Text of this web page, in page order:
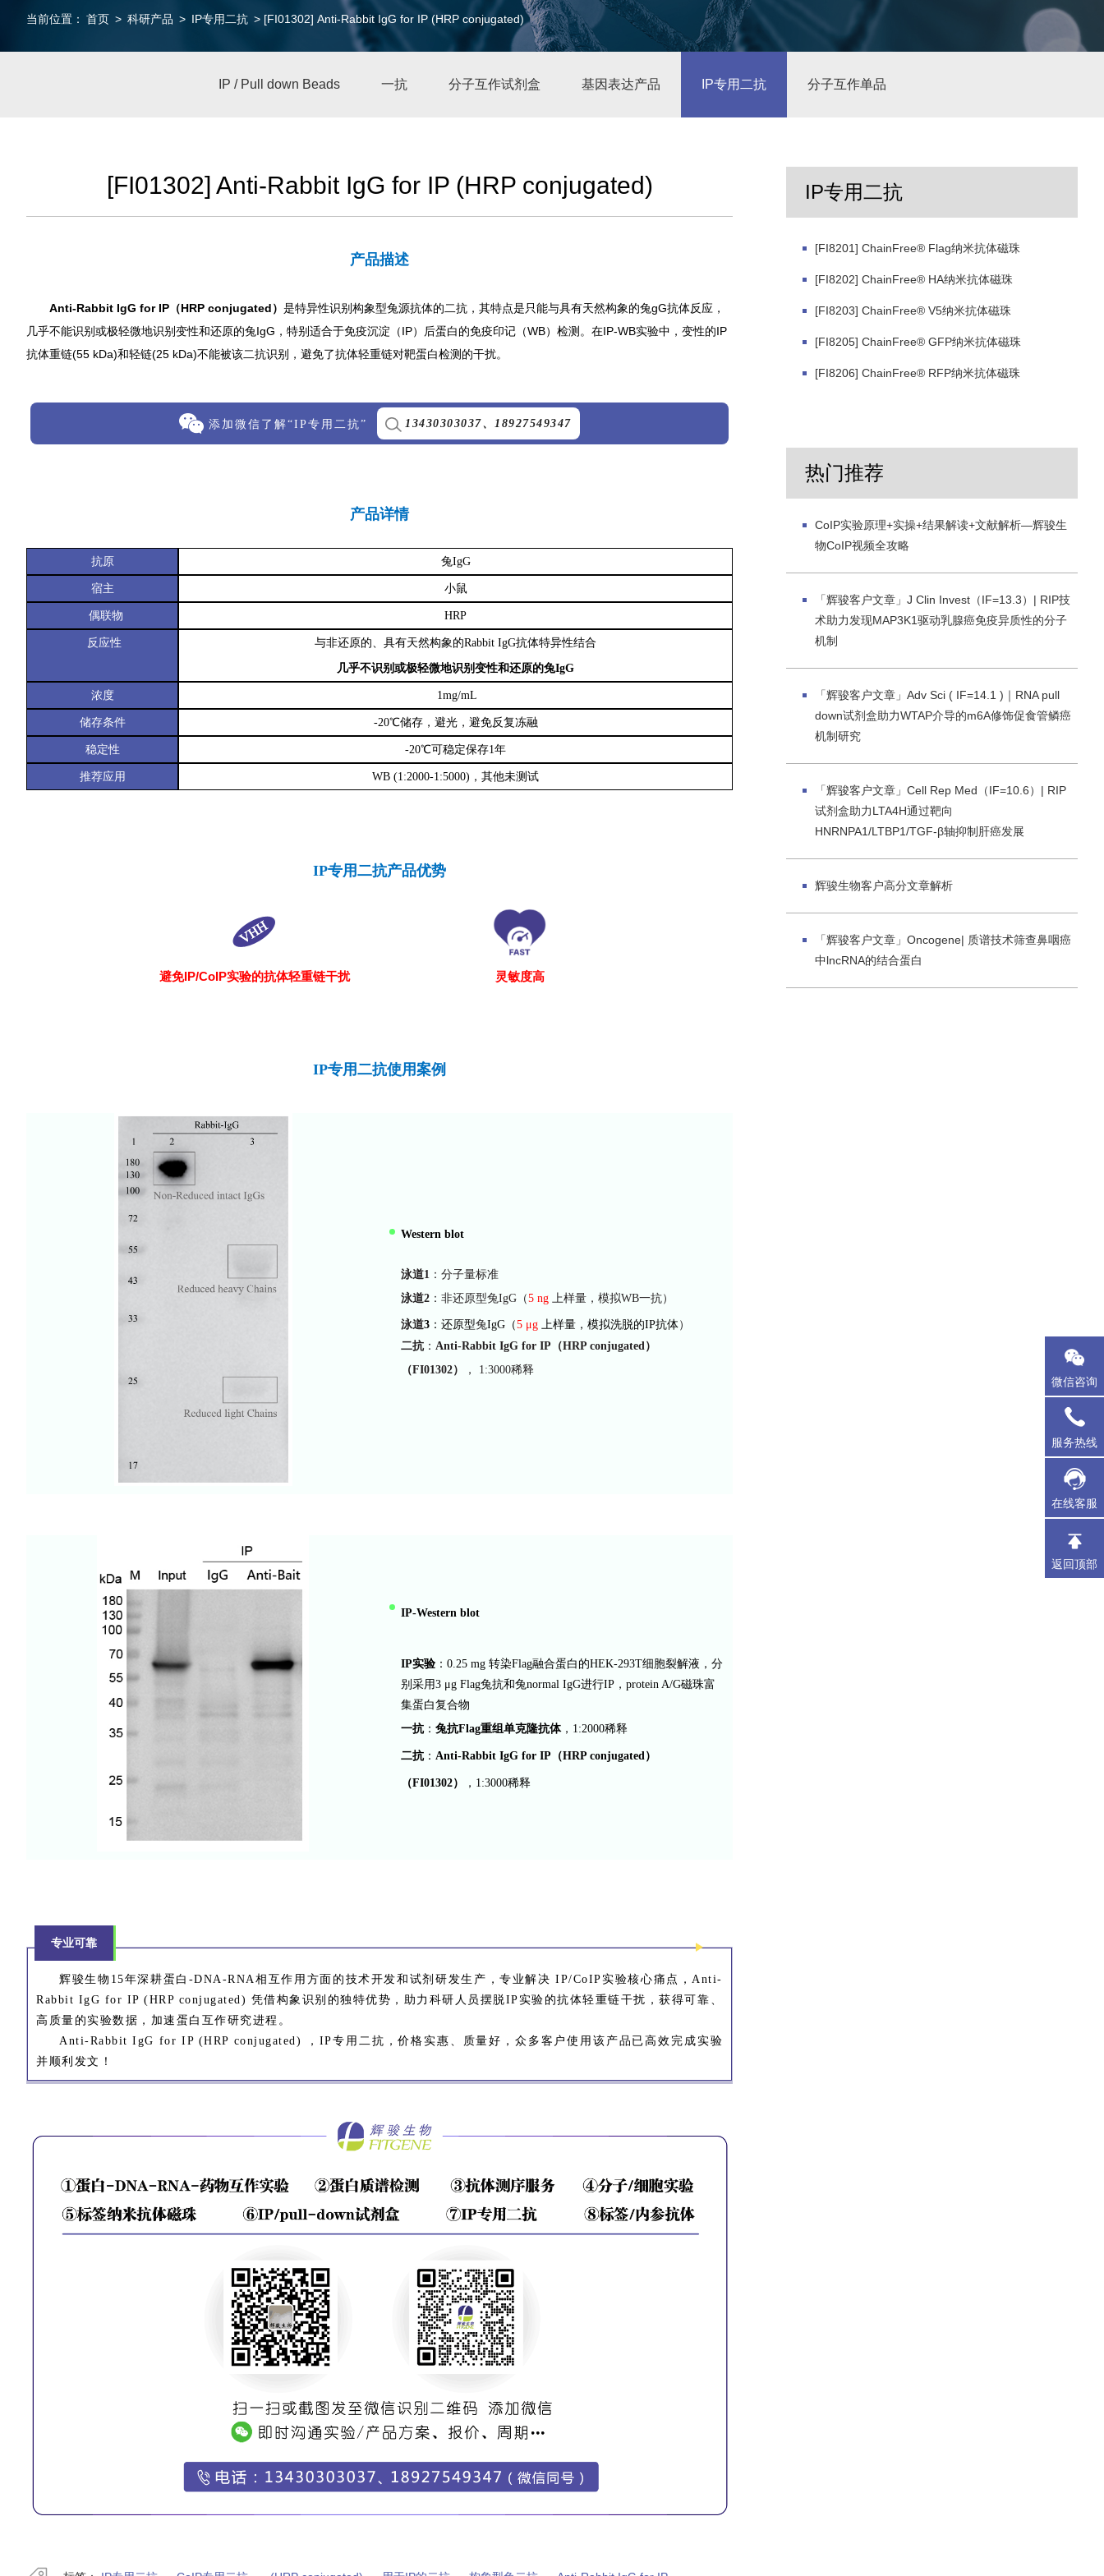
当前位置： 首页 > 科研产品 > IP专用二抗 > [FI01302] Anti-Rabbit IgG for IP (HRP conjugated)
IP / Pull down Beads 一抗 分子互作试剂盒 基因表达产品 IP专用二抗 分子互作单品
[FI01302] Anti-Rabbit IgG for IP (HRP conjugated)
产品描述
Anti-Rabbit IgG for IP（HRP conjugated） 是特异性识别构象型兔源抗体的二抗，其特点是只能与具有天然构象的兔gG抗体反应，
几乎不能识别或极轻微地识别变性和还原的兔IgG，特别适合于免疫沉淀（IP）后蛋白的免疫印记（WB）检测。在IP-WB实验中，变性的IP
抗体重链(55 kDa)和轻链(25 kDa)不能被该二抗识别，避免了抗体轻重链对靶蛋白检测的干扰。
添加微信了解“IP专用二抗” 13430303037、18927549347
产品详情
抗原 兔IgG
宿主 小鼠
偶联物 HRP
反应性 与非还原的、具有天然构象的Rabbit IgG抗体特异性结合
几乎不识别或极轻微地识别变性和还原的兔IgG
浓度 1mg/mL
储存条件 -20℃储存，避光，避免反复冻融
稳定性 -20℃可稳定保存1年
推荐应用 WB (1:2000-1:5000)，其他未测试
IP专用二抗产品优势
避免IP/CoIP实验的抗体轻重链干扰 灵敏度高
IP专用二抗使用案例
Western blot
泳道1 ：分子量标准
泳道2 ：非还原型兔IgG（5 ng 上样量，模拟WB一抗）
泳道3 ：还原型兔IgG（5 μg 上样量，模拟洗脱的IP抗体）
二抗 ： Anti-Rabbit IgG for IP（HRP conjugated ）
（FI01302） ， 1:3000稀释
IP-Western blot
IP实验 ：0.25 mg 转染Flag融合蛋白的HEK-293T细胞裂解液，分
别采用3 μg Flag兔抗和兔normal IgG进行IP，protein A/G磁珠富
集蛋白复合物
一抗： 兔抗Flag重组单克隆抗体，1:2000稀释
二抗： Anti-Rabbit IgG for IP （HRP conjugated ）
（FI01302） ，1:3000稀释
专业可靠
辉骏生物15年深耕蛋白-DNA-RNA相互作用方面的技术开发和试剂研发生产，专业解决 IP/CoIP实验核心痛点，Anti-
Rabbit IgG for IP (HRP conjugated) 凭借构象识别的独特优势，助力科研人员摆脱IP实验的抗体轻重链干扰，获得可靠、
高质量的实验数据，加速蛋白互作研究进程。
Anti-Rabbit IgG for IP (HRP conjugated) ，IP专用二抗，价格实惠、质量好，众多客户使用该产品已高效完成实验
并顺利发文！
IP专用二抗
[FI8201] ChainFree® Flag纳米抗体磁珠
[FI8202] ChainFree® HA纳米抗体磁珠
[FI8203] ChainFree® V5纳米抗体磁珠
[FI8205] ChainFree® GFP纳米抗体磁珠
[FI8206] ChainFree® RFP纳米抗体磁珠
热门推荐
CoIP实验原理+实操+结果解读+文献解析—辉骏生
物CoIP视频全攻略
「辉骏客户文章」J Clin Invest（IF=13.3）| RIP技
术助力发现MAP3K1驱动乳腺癌免疫异质性的分子
机制
「辉骏客户文章」Adv Sci ( IF=14.1 )｜RNA pull
down试剂盒助力WTAP介导的m6A修饰促食管鳞癌
机制研究
「辉骏客户文章」Cell Rep Med（IF=10.6）| RIP
试剂盒助力LTA4H通过靶向
HNRNPA1/LTBP1/TGF-β轴抑制肝癌发展
辉骏生物客户高分文章解析
「辉骏客户文章」Oncogene| 质谱技术筛查鼻咽癌
中lncRNA的结合蛋白
微信咨询
服务热线
在线客服
返回顶部